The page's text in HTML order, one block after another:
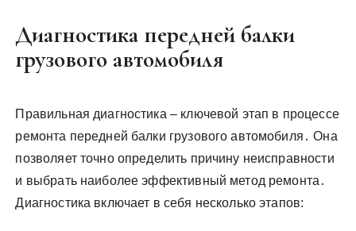
Диагностика передней балки
грузового автомобиля
Правильная диагностика – ключевой этап в процессе
ремонта передней балки грузового автомобиля․ Она
позволяет точно определить причину неисправности
и выбрать наиболее эффективный метод ремонта․
Диагностика включает в себя несколько этапов: